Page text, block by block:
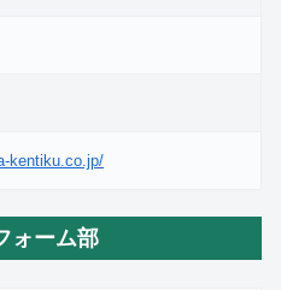
kentiku.co.jp/
ォーム部